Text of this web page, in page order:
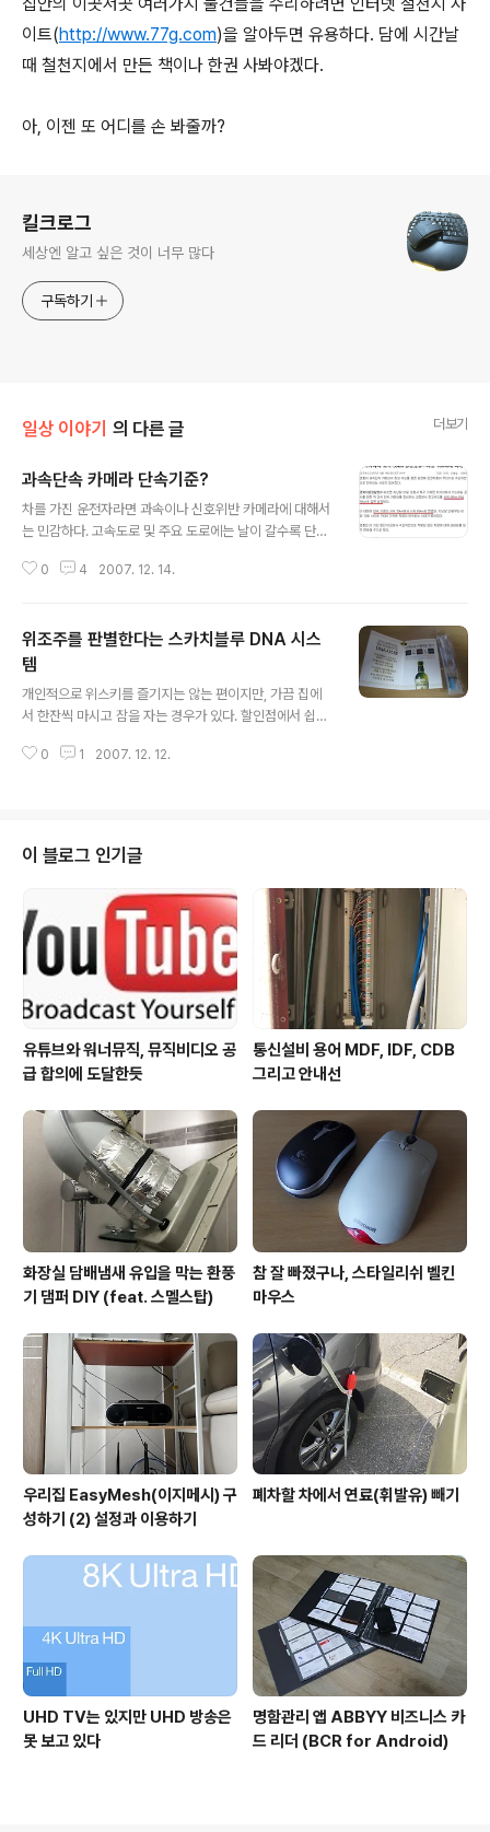
이트(http://www.77g.com)을 알아두면 유용하다. 담에 시간날
때 철천지에서 만든 책이나 한권 사봐야겠다.
아, 이젠 또 어디를 손 봐줄까?
킬크로그
세상엔 알고 싶은 것이 너무 많다
구독하기
일상 이야기 의 다른 글 더보기
과속단속 카메라 단속기준?
차를 가진 운전자라면 과속이나 신호위반 카메라에 대해서
는 민감하다. 고속도로 및 주요 도로에는 날이 갈수록 단속
이 어떻게 되는지는 일반인들이 잘 모른다. 그 중에 과속단
준이 있고, 별도로 과태료나 벌점 등을 결정하는 단속기준
이 따로 있다는 것이다. 그러나, 오늘 올라온 뉴스는 이에
대한 궁금증을 살짝 풀어주었다. 60Km/h의 제한속도구간
은 15Km/h부터 단속이 된다는 것이다. 모두 동일하게 적
과속을 해도 단속되지 않는다는 것이다. 단속안되는 것이
0 4 2007. 12. 14.
위조주를 판별한다는 스카치블루 DNA 시스
템
개인적으로 위스키를 즐기지는 않는 편이지만, 가끔 집에
서 한잔씩 마시고 잠을 자는 경우가 있다. 할인점에서 쉽게
치블루라는 위스키는 작은 양(350ml)부터 구입할 수 있기
DNA 시스템' 위스키를 위조한 가짜 술을 판별하기 위해
만든 것으로 보인다. 근데, 이런 시스템으로 위조주인지 아
닌지를 판별하는 것은 처음본다. 대부분 바(Bar)나 주점에
서 위스키를 주문할 경우 업소측은 미리 개봉하지 않고 손
님에게 라벨을 보여주어 정품임을 확인받을 후에 따는 경
우가 일반적이다. 그만큼 위조 위..
0 1 2007. 12. 12.
이 블로그 인기글
유튜브와 워너뮤직, 뮤직비디오 공
급 합의에 도달한듯
통신설비 용어 MDF, IDF, CDB
그리고 안내선
화장실 담배냄새 유입을 막는 환풍
기 댐퍼 DIY (feat. 스멜스탑)
참 잘 빠졌구나, 스타일리쉬 벨킨
마우스
우리집 EasyMesh(이지메시) 구
성하기 (2) 설정과 이용하기
폐차할 차에서 연료(휘발유) 빼기
UHD TV는 있지만 UHD 방송은
못 보고 있다
명함관리 앱 ABBYY 비즈니스 카
드 리더 (BCR for Android)